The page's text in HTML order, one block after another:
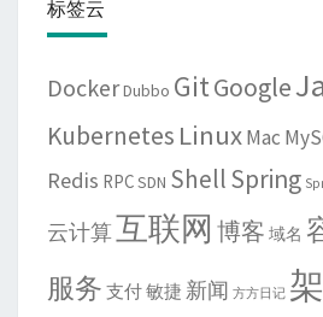
标签云
DockerDubbo GitGoogle
Kubernetes LinuxMac
Redis RPCSDN ShellSpring
云计算互联网 博客 域名
服务 支付敏捷 新闻 方方日记